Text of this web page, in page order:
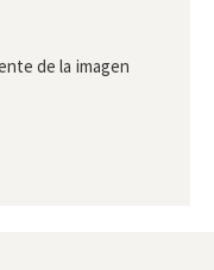
de la imagen